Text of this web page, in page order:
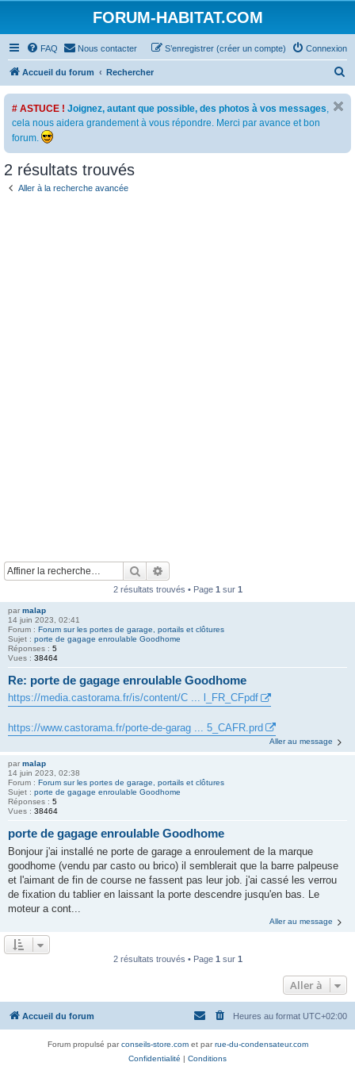
FORUM-HABITAT.COM
FAQ Nous contacter Connexion
S’enregistrer (créer un compte)
Accueil du forum Rechercher
e
# ASTUCE ! Joignez, autant que possible, des photos à vos messages,
cela nous aidera grandement à vous répondre. Merci par avance et bon
forum.
2 résultats trouvés
Aller à la recherche avancée
Rechercher
2 résultats trouvés • Page 1 sur 1
par malap
14 juin 2023, 02:41
Forum : Forum sur les portes de garage, portails et clôtures
Sujet : porte de gagage enroulable Goodhome
Réponses : 5
Vues : 38464
Re: porte de gagage enroulable Goodhome
https://media.castorama.fr/is/content/C ... l_FR_CFpdf
https://www.castorama.fr/porte-de-garag ... 5_CAFR.prd
Aller au message
par malap
14 juin 2023, 02:38
Forum : Forum sur les portes de garage, portails et clôtures
Sujet : porte de gagage enroulable Goodhome
Réponses : 5
Vues : 38464
porte de gagage enroulable Goodhome
Bonjour j'ai installé ne porte de garage a enroulement de la marque
goodhome (vendu par casto ou brico) il semblerait que la barre palpeuse
et l'aimant de fin de course ne fassent pas leur job. j'ai cassé les verrou
de fixation du tablier en laissant la porte descendre jusqu'en bas. Le
moteur a cont...
Aller au message
2 résultats trouvés • Page 1 sur 1
Aller à
Accueil du forum Heures au format UTC+02:00
Forum propulsé parconseils-store.comet parrue-du-condensateur.com
Confidentialité | Conditions